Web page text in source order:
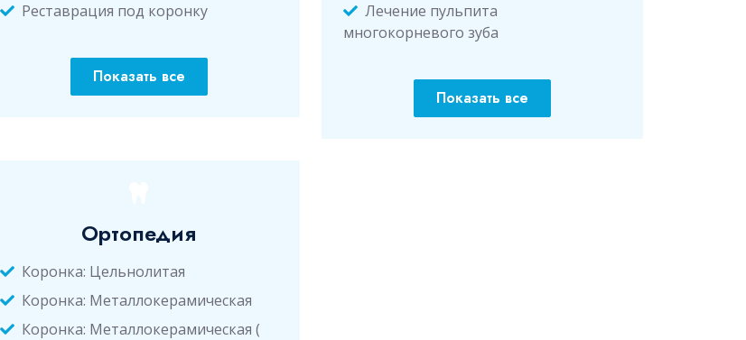
Реставрация под коронку
Показать все
Лечение пульпита
многокорневого зуба
Показать все
Ортопедия
Коронка: Цельнолитая
Коронка: Металлокерамическая
Коронка: Металлокерамическая (